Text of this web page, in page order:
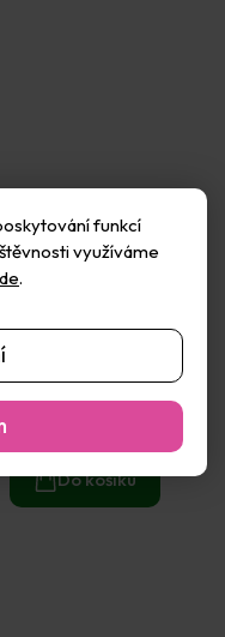
funkcí
využíváme
.
kružítko kovové
náhradních tuh
Skladem(1 ks)
Do košíku